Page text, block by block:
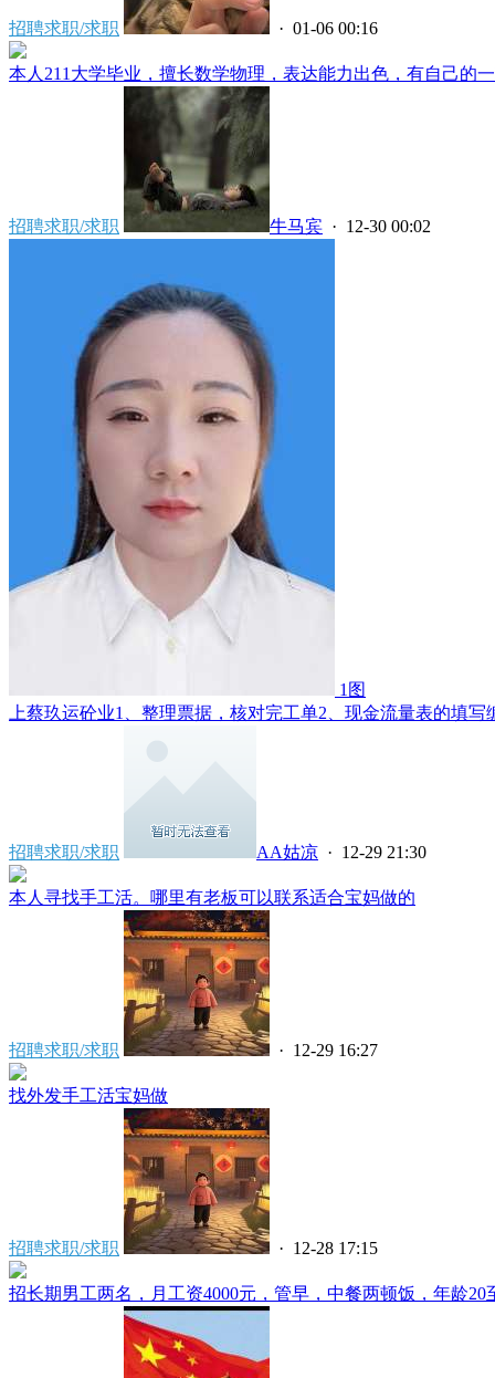
招聘求职/求职 · 01-06 00:16
本人211大学毕业，擅长数学物理，表达能力出色，有自己的
招聘求职/求职 牛马宾 · 12-30 00:02
1图
上蔡玖运砼业1、整理票据，核对完工单2、现金流量表的填写
招聘求职/求职 AA姑凉 · 12-29 21:30
本人寻找手工活。哪里有老板可以联系适合宝妈做的
招聘求职/求职 · 12-29 16:27
找外发手工活宝妈做
招聘求职/求职 · 12-28 17:15
招长期男工两名，月工资4000元，管早，中餐两顿饭，年龄20